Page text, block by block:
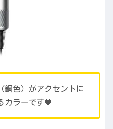
銅色）がアクセントに
カラーです🧡